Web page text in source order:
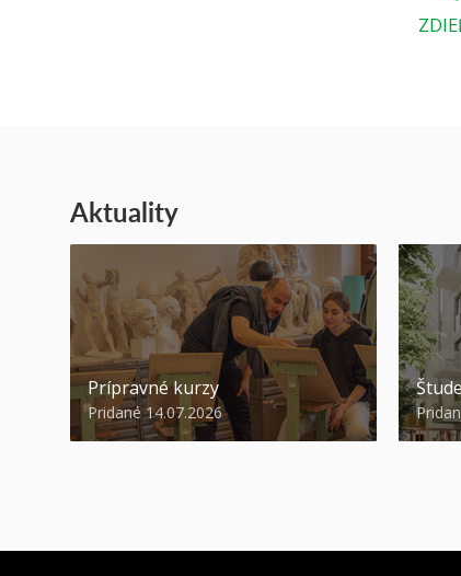
Aktuality
Prípravné kurzy
Pridané 14.07.2026